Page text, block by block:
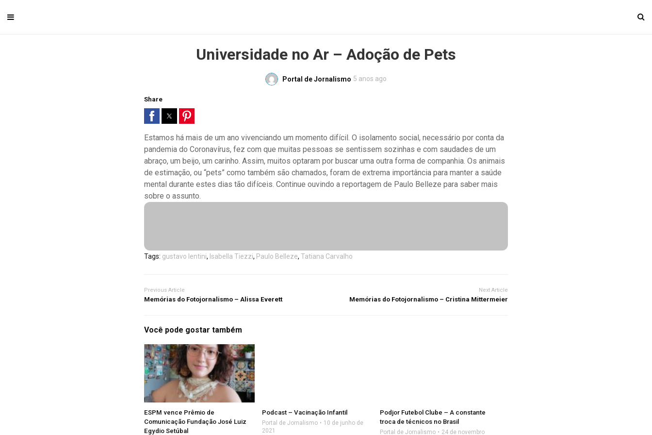
Universidade no Ar – Adoção de Pets
Portal de Jornalismo 5 anos ago
Share
Estamos há mais de um ano vivenciando um momento difícil. O isolamento social, necessário por conta da
pandemia do Coronavírus, fez com que muitas pessoas se sentissem sozinhas e com saudades de um
abraço, um beijo, um carinho. Assim, muitos optaram por buscar uma outra forma de companhia. Os animais
de estimação, ou “pets” como também são chamados, foram de extrema importância para manter a saúde
mental durante estes dias tão difíceis. Continue ouvindo a reportagem de Paulo Belleze para saber mais
sobre o assunto.
Tags: gustavo lentini, Isabella Tiezzi, Paulo Belleze, Tatiana Carvalho
Previous Article
Memórias do Fotojornalismo – Alissa Everett
Next Article
Memórias do Fotojornalismo – Cristina Mittermeier
Você pode gostar também
ESPM vence Prêmio de
Comunicação Fundação José Luiz
Egydio Setúbal
Podcast – Vacinação Infantil
Portal de Jornalismo
10 de junho de
2021
Podjor Futebol Clube – A constante
troca de técnicos no Brasil
Portal de Jornalismo 24 de novembro